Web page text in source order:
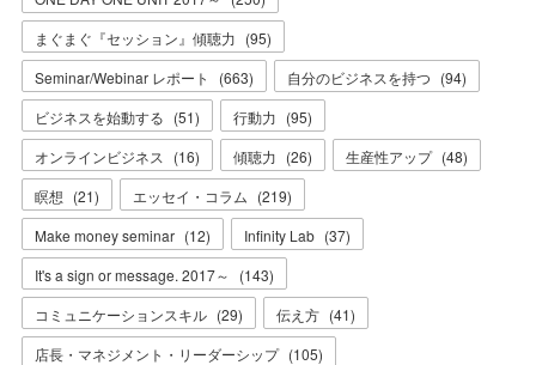
まぐまぐ『セッション』傾聴力 (95)
Seminar/Webinar レポート
(663) 自分のビジネスを持つ (94)
ビジネスを始動する (51) 行動力 (95)
オンラインビジネス
(16) 傾聴力 (26) 生産性アップ (48)
瞑想 (21) エッセイ・コラム (219)
Make money seminar (12) Infinity Lab (37)
It's a sign or message. 2017～
(143)
コミュニケーションスキル (29) 伝え方 (41)
店長・マネジメント・リーダーシップ (105)